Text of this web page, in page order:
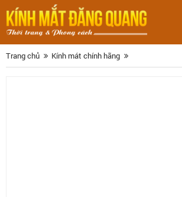
Trang chủ Kính mát chính hãng